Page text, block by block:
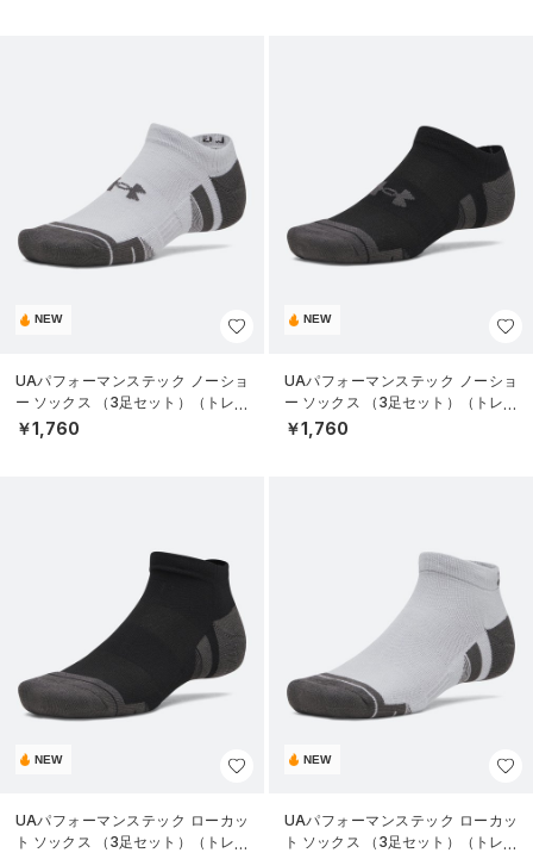
NEW
UAパフォーマンステック ノーショ
ー ソックス （3足セット）（トレー
ニング/UNISEX）
￥1,760
NEW
UAパフォーマンステック ノーショ
ー ソックス （3足セット）（トレー
ニング/UNISEX）
￥1,760
NEW
UAパフォーマンステック ローカッ
ト ソックス （3足セット）（トレー
NEW
UAパフォーマンステック ローカッ
ト ソックス （3足セット）（トレー